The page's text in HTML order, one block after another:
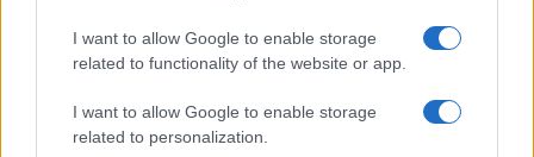
I want to allow Google to enable storage
related to functionality of the website or app.
I want to allow Google to enable storage
related to personalization.
siano ancora arrivatele dimissioni
dell’interessata.La riforma della Giustizia si
conferma urgente e necessaria”, ha commentato
ieri il Carroccio con una nota. Di certo, il